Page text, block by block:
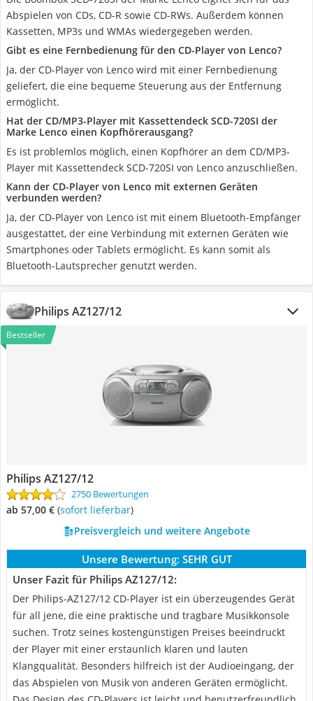
Abspielen von CDs, CD-R sowie CD-RWs. Außerdem können
Kassetten, MP3s und WMAs wiedergegeben werden.
Gibt es eine Fernbedienung für den CD-Player von Lenco?
Ja, der CD-Player von Lenco wird mit einer Fernbedienung
geliefert, die eine bequeme Steuerung aus der Entfernung
ermöglicht.
Hat der CD/MP3-Player mit Kassettendeck SCD-720SI der
Marke Lenco einen Kopfhörerausgang?
Es ist problemlos möglich, einen Kopfhörer an dem CD/MP3-
Player mit Kassettendeck SCD-720SI von Lenco anzuschließen.
Kann der CD-Player von Lenco mit externen Geräten
verbunden werden?
Ja, der CD-Player von Lenco ist mit einem Bluetooth-Empfänger
ausgestattet, der eine Verbindung mit externen Geräten wie
Smartphones oder Tablets ermöglicht. Es kann somit als
Bluetooth-Lautsprecher genutzt werden.
Philips AZ127/12
Bestseller
Philips AZ127/12
2750 Bewertungen
ab 57,00 € ( Sofort lieferbar)
Preisvergleich und weitere Angebote
Unsere Bewertung: SEHR GUT
Unser Fazit für Philips AZ127/12:
Der Philips-AZ127/12 CD-Player ist ein überzeugendes Gerät
für all jene, die eine praktische und tragbare Musikkonsole
suchen. Trotz seines kostengünstigen Preises beeindruckt
der Player mit einer erstaunlich klaren und lauten
Klangqualität. Besonders hilfreich ist der Audioeingang, der
das Abspielen von Musik von anderen Geräten ermöglicht.